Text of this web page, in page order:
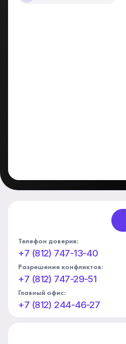
Телефон доверия:
+7 (812) 747-13-40
Разрешение конфликтов:
+7 (812) 747-29-51
Главный офис:
+7 (812) 244-46-27